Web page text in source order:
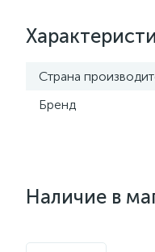
Страна
Бренд
Наличие в